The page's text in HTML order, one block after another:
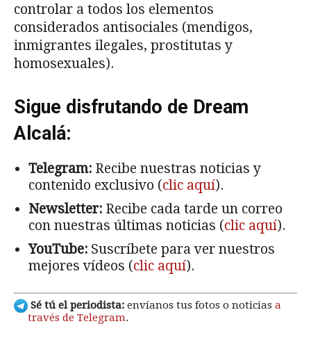
controlar a todos los elementos
considerados antisociales (mendigos,
inmigrantes ilegales, prostitutas y
homosexuales).
Sigue disfrutando de Dream
Alcalá:
Telegram: Recibe nuestras noticias y
contenido exclusivo (clic aquí).
Newsletter: Recibe cada tarde un correo
con nuestras últimas noticias (clic aquí).
YouTube: Suscríbete para ver nuestros
mejores vídeos (clic aquí).
Sé tú el periodista: envíanos tus fotos o noticias a
través de Telegram.